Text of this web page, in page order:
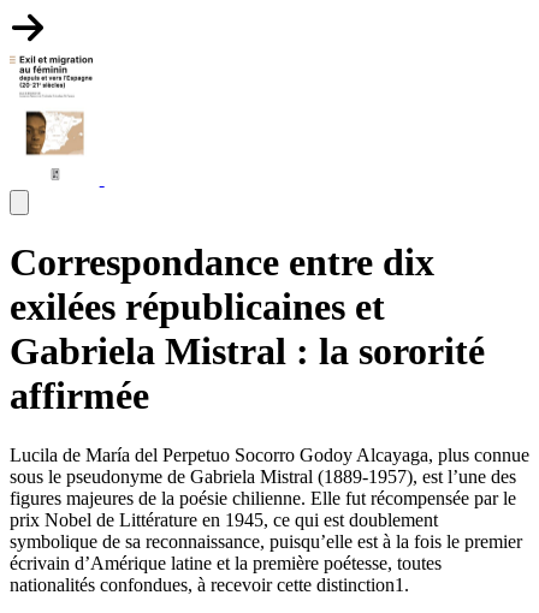
Correspondance entre dix
exilées républicaines et
Gabriela Mistral : la sororité
affirmée
Lucila de María del Perpetuo Socorro Godoy Alcayaga, plus connue
sous le pseudonyme de Gabriela Mistral (1889-1957), est l’une des
figures majeures de la poésie chilienne. Elle fut récompensée par le
prix Nobel de Littérature en 1945, ce qui est doublement
symbolique de sa reconnaissance, puisqu’elle est à la fois le premier
écrivain d’Amérique latine et la première poétesse, toutes
nationalités confondues, à recevoir cette distinction1 .